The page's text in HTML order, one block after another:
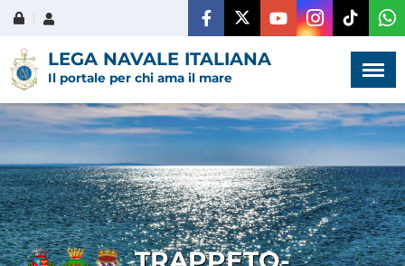
LEGA NAVALE ITALIANA
Il portale per chi ama il mare
Menù ×
HOME
CHI SIAMO